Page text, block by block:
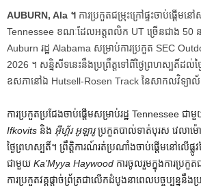
AUBURN, Ala ។ ការប្រកួតជម្រុះក្រៅផ្ទះចាប់ផ្តើម
Tennessee ខណៈដែលអត្តពលិក UT ច្រើនជាង 50 ន
Auburn រដ្ឋ Alabama សម្រាប់ការប្រកួត SEC
2026 ។ សន្និសីទនេះនឹងប្រព្រឹត្តទៅពីថ្ងៃព្រហស្បតិ៍ដល់ថ្
ឧសភានៅឯ Hutsell-Rosen Track នៃសាកលវិទ្យា
ការប្រកួតប្រជែងចាប់ផ្តើមសម្រាប់រដ្ឋ Tennessee ជ
Ifkovits និង អ៊ីហ្គ័រ អូឡារូប្រកួត​បាល់​ទាត់​បុរស វេលា​
ថ្ងៃព្រហស្បតិ៍។ ព្រឹត្តិការណ៍រត់ប្រណាំងចាប់ផ្តើមនៅលើផ្
ជាមួយ Ka’Myya Haywood ការ​ចូល​រួម​ក្នុង​ការ​ប្រកួ
ការ​ប្រកួត​វគ្គ​ផ្តាច់ព្រ័ត្រ​ជា​លើក​ដំបូង​នា​ពេល​បច្ចុប្បន្ន​នឹង​ប្